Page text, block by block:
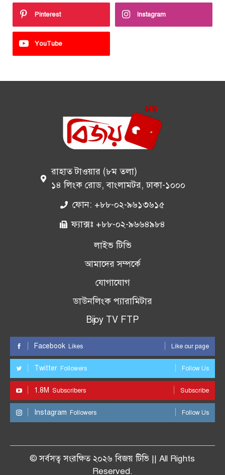
Pinterest Instagram
YouTube
রাহাত টাওয়ার (৮ম তলা)
১৪ লিংক রোড, বাংলামটর, ঢাকা-১০০০
ফোন: +৮৮-০২-৯৬১৩৬১৫
ফ্যাক্সঃ +৮৮-০২-৯৬৬৪৯৮৪
লাইভ টিভি
আমাদের সম্পর্কে
যোগাযোগ
ডাউনলিংক প্যারামিটার
Bijoy TV FTP
Facebook Likes Like our page
Twitter Followers Follow Us
1.8M Subscribers Subscribe
Instagram Followers Follow Us
© সর্বসত্ব সংরক্ষিত ২০২৬ বিজয় টিভি || All Rights
Reserved.